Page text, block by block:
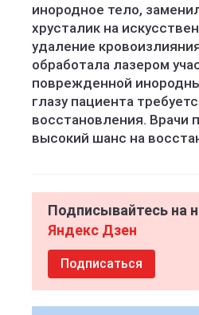
инородное тело,
хрусталик на
удаление
обработала лазером
поврежденной
глазу пациента
восстановления. Врачи
высокий шанс на
Подписывайтесь на
Яндекс Дзен
Подписаться